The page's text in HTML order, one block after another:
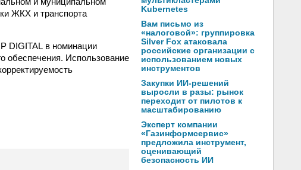
ЖКХ и транспорта
DIGITAL в номинации
обеспечения. Использование
Kubernetes
Вам письмо из
«налоговой»: группировка
Silver Fox атаковала
российские организации с
использованием новых
инструментов
Закупки ИИ-решений
выросли в разы: рынок
переходит от пилотов к
масштабированию
Эксперт компании
«Газинформсервис»
предложила инструмент,
оценивающий
безопасность ИИ